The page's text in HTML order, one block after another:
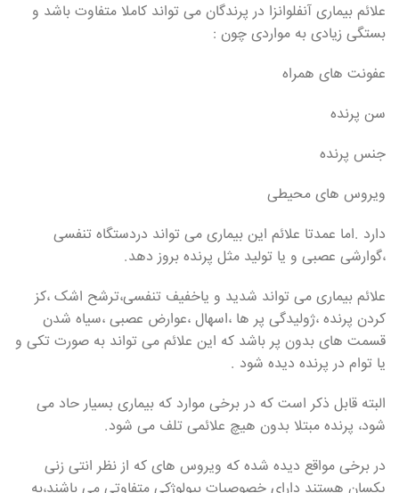
علائم بیماری آنفلوانزا در پرندگان می تواند کاملا متفاوت باشد و
بستگی زیادی به مواردی چون :
عفونت های همراه
سن پرنده
جنس پرنده
ویروس های محیطی
دارد .اما عمدتا علائم این بیماری می تواند دردستگاه تنفسی
،گوارشی عصبی و یا تولید مثل پرنده بروز دهد.
علائم بیماری می تواند شدید و یاخفیف تنفسی،ترشح اشک ،کز
کردن پرنده ،ژولیدگی پر ها ،اسهال ،عوارض عصبی ،سیاه شدن
قسمت های بدون پر باشد که این علائم می تواند به صورت تکی و
یا توام در پرنده دیده شود .
البته قابل ذکر است که در برخی موارد که بیماری بسیار حاد می
شود، پرنده مبتلا بدون هیچ علائمی تلف می شود.
در برخی مواقع دیده شده که ویروس های که از نظر انتی زنی